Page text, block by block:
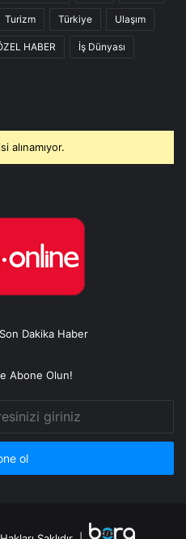
Turizm Türkiye Ulaşım
HABER İş Dünyası
alınamıyor.
Dakika Haber
Abone Olun!